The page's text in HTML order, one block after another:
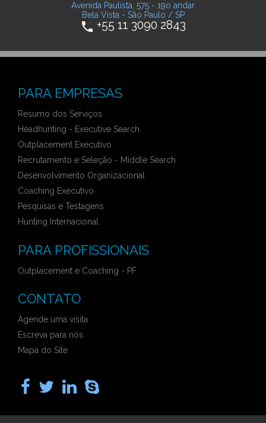
Avenida Paulista, 575 - 19o andar
Bela Vista - São Paulo / SP
phone +55 11 3090 2843
PARA EMPRESAS
Resumo dos Serviços
Headhunting - Executive Search
Outplacement Executivo
Recrutamento e Seleção - Middle Search
Desenvolvimento Organizacional
Coaching Executivo
Pesquisas e Testagens
Hunting Internacional
PARA PROFISSIONAIS
Outplacement e Coaching - PF
CONTATO
Agende uma visita
Escreva para nós
Mapa do Site